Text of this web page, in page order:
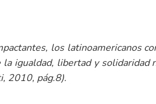
los latinoamericanos
igualdad, libertad y solidaridad
2010, pág.8).